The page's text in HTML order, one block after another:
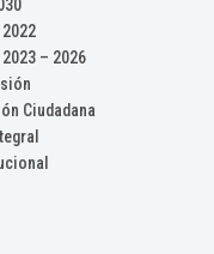
– 2026
Ciudadana